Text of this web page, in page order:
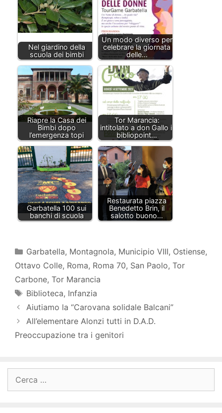
Nel giardino della
scuola dei bimbi
Un modo diverso per
celebrare la giornata
delle…
Riapre la Casa dei
Bimbi dopo
l’emergenza topi
Tor Marancia:
intitolato a don Gallo il
bibliopoint…
Garbatella 100 sui
banchi di scuola
Restaurata piazza
Benedetto Brin, il
salotto buono…
Categorie
Garbatella, Montagnola, Municipio VIII, Ostiense,
Ottavo Colle, Roma, Roma 70, San Paolo, Tor
Carbone, Tor Marancia
Tag
Biblioteca, Infanzia
Aiutiamo la “Carovana solidale Balcani”
All’elementare Alonzi tutti in D.A.D.
Preoccupazione tra i genitori
per: